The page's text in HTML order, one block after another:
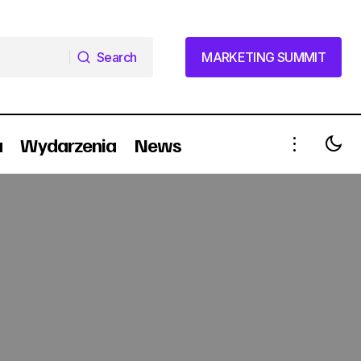
Search
MARKETING SUMMIT
MARKETING SUMMIT
Wydarzenia News